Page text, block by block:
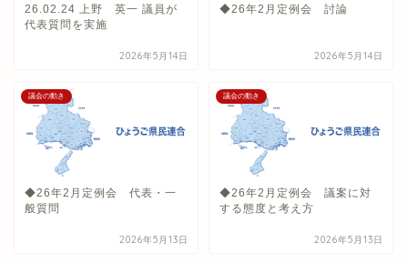
26.02.24 上野 英一 議員が
代表質問を実施
2026年5月14日
◆26年2月定例会 討論
2026年5月14日
議会の動き
◆26年2月定例会 代表・一
般質問
2026年5月13日
議会の動き
◆26年2月定例会 議案に対
する態度と考え方
2026年5月13日